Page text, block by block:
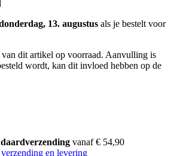
13. augustus als je bestelt voor
dit artikel op voorraad. Aanvulling is
wordt, kan dit invloed hebben op de
vanaf € 54,90
en levering